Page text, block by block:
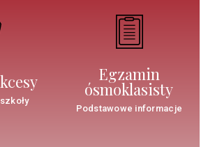
Egzamin
ósmoklasisty
Podstawowe informacje